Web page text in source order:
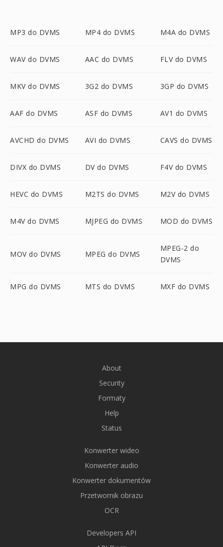
MP3 do DVMS MP4 do DVMS M4A do DVMS
WAV do DVMS AAC do DVMS FLV do DVMS
MKV do DVMS 3G2 do DVMS 3GP do DVMS
AAF do DVMS ASF do DVMS AV1 do DVMS
AVCHD do DVMS AVI do DVMS CAVS do DVMS
DIVX do DVMS DV do DVMS F4V do DVMS
HEVC do DVMS M2TS do DVMS M2V do DVMS
M4V do DVMS MJPEG do DVMS MOD do DVMS
MOV do DVMS MPEG do DVMS
MPEG-2 do
DVMS
MPG do DVMS MTS do DVMS MXF do DVMS
About
Security
Formaty
Help
Status
Konwerter wideo
Konwerter audio
Konwerter dokumentów
Przetwornik obrazu
OCR
Developers API